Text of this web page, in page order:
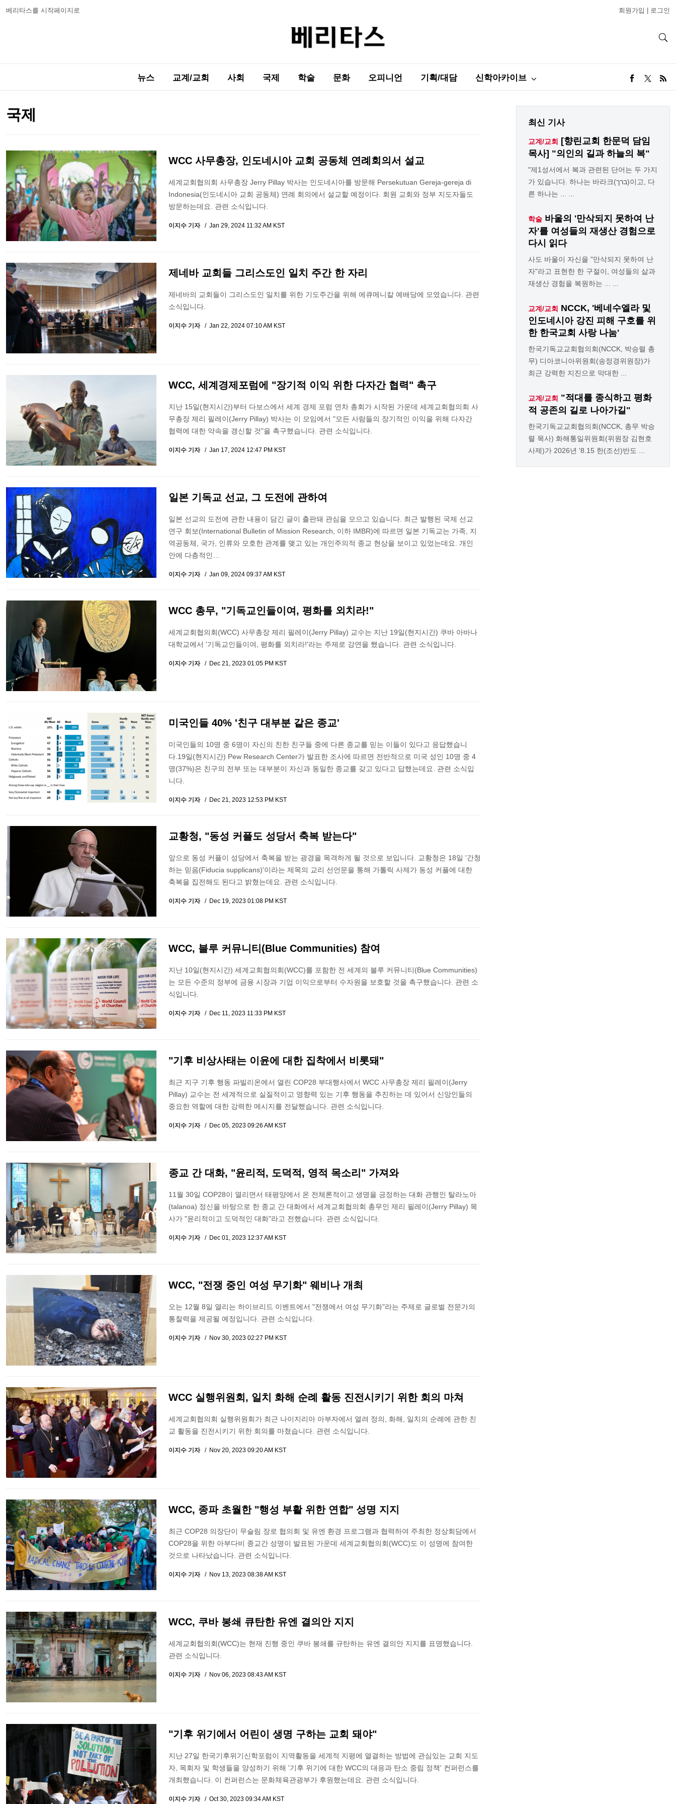
베리타스를 시작페이지로 회원가입 로그인
뉴스 교계/교회 사회 국제 학술 문화 오피니언 기획/대담 신학아카이브
국제
WCC 사무총장, 인도네시아 교회 공동체 연례회의서 설교
세계교회협의회 사무총장 Jerry Pillay 박사는 인도네시아를 방문해 Persekutuan Gereja-gereja di
Indonesia(인도네시아 교회 공동체) 연례 회의에서 설교할 예정이다. 회원 교회와 정부 지도자들도
방문하는데요. 관련 소식입니다.
이지수 기자 Jan 29, 2024 11:32 AM KST
제네바 교회들 그리스도인 일치 주간 한 자리
제네바의 교회들이 그리스도인 일치를 위한 기도주간을 위해 에큐메니칼 예배당에 모였습니다. 관련
소식입니다.
이지수 기자 Jan 22, 2024 07:10 AM KST
WCC, 세계경제포럼에 "장기적 이익 위한 다자간 협력" 촉구
지난 15일(현지시간)부터 다보스에서 세계 경제 포럼 연차 총회가 시작된 가운데 세계교회협의회 사
무총장 제리 필레이(Jerry Pillay) 박사는 이 모임에서 "모든 사람들의 장기적인 이익을 위해 다자간
협력에 대한 약속을 갱신할 것"을 촉구했습니다. 관련 소식입니다.
이지수 기자 Jan 17, 2024 12:47 PM KST
일본 기독교 선교, 그 도전에 관하여
일본 선교의 도전에 관한 내용이 담긴 글이 출판돼 관심을 모으고 있습니다. 최근 발행된 국제 선교
연구 회보(International Bulletin of Mission Research, 이하 IMBR)에 따르면 일본 기독교는 가족, 지
역공동체, 국가, 인류와 모호한 관계를 맺고 있는 개인주의적 종교 현상을 보이고 있었는데요. 개인
안에 다층적인…
이지수 기자 Jan 09, 2024 09:37 AM KST
WCC 총무, "기독교인들이여, 평화를 외치라!"
세계교회협의회(WCC) 사무총장 제리 필레이(Jerry Pillay) 교수는 지난 19일(현지시간) 쿠바 아바나
대학교에서 '기독교인들이여, 평화를 외치라!'라는 주제로 강연을 했습니다. 관련 소식입니다.
이지수 기자 Dec 21, 2023 01:05 PM KST
미국인들 40% '친구 대부분 같은 종교'
미국인들의 10명 중 6명이 자신의 친한 친구들 중에 다른 종교를 믿는 이들이 있다고 응답했습니
다.19일(현지시간) Pew Research Center가 발표한 조사에 따르면 전반적으로 미국 성인 10명 중 4
명(37%)은 친구의 전부 또는 대부분이 자신과 동일한 종교를 갖고 있다고 답했는데요. 관련 소식입
니다.
이지수 기자 Dec 21, 2023 12:53 PM KST
교황청, "동성 커플도 성당서 축복 받는다"
앞으로 동성 커플이 성당에서 축복을 받는 광경을 목격하게 될 것으로 보입니다. 교황청은 18일 '간청
하는 믿음(Fiducia supplicans)'이라는 제목의 교리 선언문을 통해 가톨릭 사제가 동성 커플에 대한
축복을 집전해도 된다고 밝혔는데요. 관련 소식입니다.
이지수 기자 Dec 19, 2023 01:08 PM KST
WCC, 블루 커뮤니티(Blue Communities) 참여
지난 10일(현지시간) 세계교회협의회(WCC)를 포함한 전 세계의 블루 커뮤니티(Blue Communities)
는 모든 수준의 정부에 금융 시장과 기업 이익으로부터 수자원을 보호할 것을 촉구했습니다. 관련 소
식입니다.
이지수 기자 Dec 11, 2023 11:33 PM KST
"기후 비상사태는 이윤에 대한 집착에서 비롯돼"
최근 지구 기후 행동 파빌리온에서 열린 COP28 부대행사에서 WCC 사무총장 제리 필레이(Jerry
Pillay) 교수는 전 세계적으로 실질적이고 영향력 있는 기후 행동을 추진하는 데 있어서 신앙인들의
중요한 역할에 대한 강력한 메시지를 전달했습니다. 관련 소식입니다.
이지수 기자 Dec 05, 2023 09:26 AM KST
종교 간 대화, "윤리적, 도덕적, 영적 목소리" 가져와
11월 30일 COP28이 열리면서 태평양에서 온 전체론적이고 생명을 긍정하는 대화 관행인 탈라노아
(talanoa) 정신을 바탕으로 한 종교 간 대화에서 세계교회협의회 총무인 제리 필레이(Jerry Pillay) 목
사가 "윤리적이고 도덕적인 대화"라고 전했습니다. 관련 소식입니다.
이지수 기자 Dec 01, 2023 12:37 AM KST
WCC, "전쟁 중인 여성 무기화" 웨비나 개최
오는 12월 8일 열리는 하이브리드 이벤트에서 "전쟁에서 여성 무기화"라는 주제로 글로벌 전문가의
통찰력을 제공될 예정입니다. 관련 소식입니다.
이지수 기자 Nov 30, 2023 02:27 PM KST
WCC 실행위원회, 일치 화해 순례 활동 진전시키기 위한 회의 마쳐
세계교회협의회 실행위원회가 최근 나이지리아 아부자에서 열려 정의, 화해, 일치의 순례에 관한 친
교 활동을 진전시키기 위한 회의를 마쳤습니다. 관련 소식입니다.
이지수 기자 Nov 20, 2023 09:20 AM KST
WCC, 종파 초월한 "행성 부활 위한 연합" 성명 지지
최근 COP28 의장단이 무슬림 장로 협의회 및 유엔 환경 프로그램과 협력하여 주최한 정상회담에서
COP28을 위한 아부다비 종교간 성명이 발표된 가운데 세계교회협의회(WCC)도 이 성명에 참여한
것으로 나타났습니다. 관련 소식입니다.
이지수 기자 Nov 13, 2023 08:38 AM KST
WCC, 쿠바 봉쇄 큐탄한 유엔 결의안 지지
세계교회협의회(WCC)는 현재 진행 중인 쿠바 봉쇄를 규탄하는 유엔 결의안 지지를 표명했습니다.
관련 소식입니다.
이지수 기자 Nov 06, 2023 08:43 AM KST
"기후 위기에서 어린이 생명 구하는 교회 돼야"
지난 27일 한국기후위기신학포럼이 지역활동을 세계적 지평에 열결하는 방법에 관심있는 교회 지도
자, 목회자 및 학생들을 양성하기 위해 '기후 위기에 대한 WCC의 대응과 탄소 중립 정책' 컨퍼런스를
개최했습니다. 이 컨퍼런스는 문화체육관광부가 후원했는데요. 관련 소식입니다.
이지수 기자 Oct 30, 2023 09:34 AM KST
최신 기사
교계/교회
[향린교회 한문덕 담임
목사] "의인의 길과 하늘의 복"
"제1성서에서 복과 관련된 단어는 두 가지
가 있습니다. 하나는 바라크(ברך)이고, 다
른 하나는 ... ...
학술 바울의 '만삭되지 못하여 난
자'를 여성들의 재생산 경험으로
다시 읽다
사도 바울이 자신을 "만삭되지 못하여 난
자"라고 표현한 한 구절이, 여성들의 삶과
재생산 경험을 복원하는 ... ...
교계/교회 NCCK, '베네수엘라 및
인도네시아 강진 피해 구호를 위
한 한국교회 사랑 나눔'
한국기독교교회협의회(NCCK, 박승렬 총
무) 디아코니아위원회(송정경위원장)가
최근 강력한 지진으로 막대한 ...
교계/교회 "적대를 종식하고 평화
적 공존의 길로 나아가길"
한국기독교교회협의회(NCCK, 총무 박승
렬 목사) 화해통일위원회(위원장 김현호
사제)가 2026년 '8.15 한(조선)반도 ...